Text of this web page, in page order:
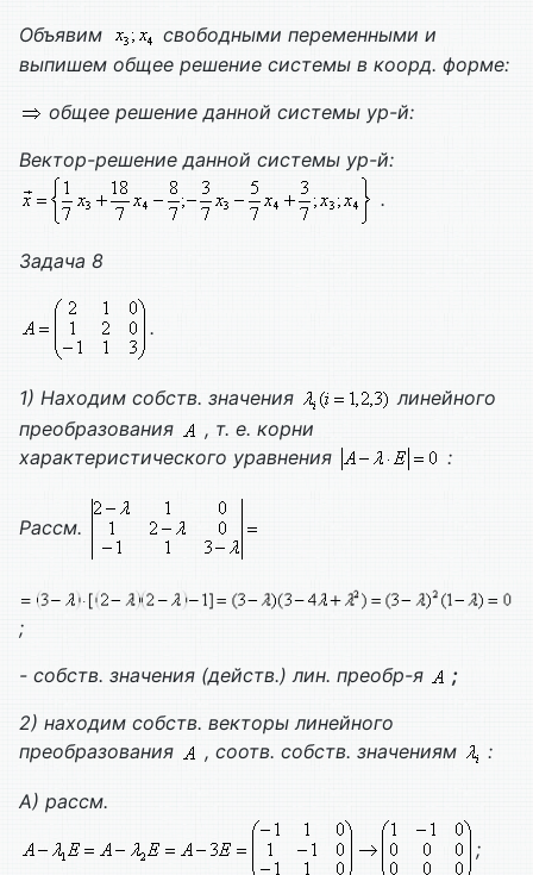
Объявим
свободными переменными и
выпишем общее решение системы в коорд. форме:
общее решение данной системы ур-й:
Вектор-решение данной системы ур-й:
.
Задача 8
.
1) Находим собств. значения
линейного
преобразования
, т. е. корни
характеристического уравнения
:
Рассм.
;
- собств. значения (действ.) лин. преобр-я
;
2) находим собств. векторы линейного
преобразования
, соотв. собств. значениям :
А) рассм.
;